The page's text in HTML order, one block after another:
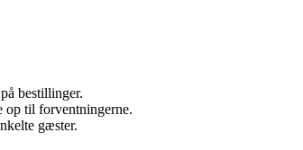
bestillinger.
op til forventningerne.
gæster.